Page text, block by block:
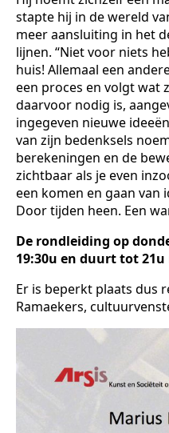
stapte hij in de wereld
meer aansluiting in het
lijnen. “Niet voor niets
huis! Allemaal een
een proces en volgt wat
daarvoor nodig is,
ingegeven nieuwe
van zijn bedenksels
berekeningen en de
zichtbaar als je even
een komen en gaan van
Door tijden heen. Een
De rondleiding op
19:30u en duurt tot
Er is beperkt plaats dus
Ramaekers,